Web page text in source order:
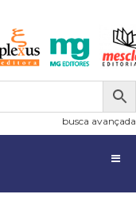
busca avançada